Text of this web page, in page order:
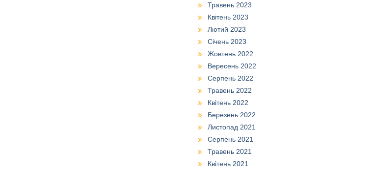
Травень 2023
Квітень 2023
Лютий 2023
Січень 2023
Жовтень 2022
Вересень 2022
Серпень 2022
Травень 2022
Квітень 2022
Березень 2022
Листопад 2021
Серпень 2021
Травень 2021
Квітень 2021